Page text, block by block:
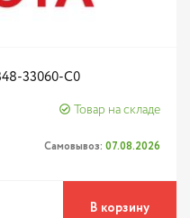
33060-C0
Товар на складе
Самовывоз: 07.08.2026
В корзину